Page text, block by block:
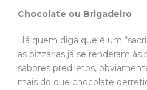
Chocolate ou Brigadeiro
Há quem diga que é um
as pizzarias já se renderam às
sabores prediletos,
mais do que chocolate